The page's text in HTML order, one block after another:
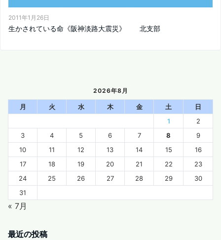
2011年1月26日
生かされている命《阪神淡路大震災》 北支部
2026年8月
月 火 水 木 金 土
日
1
2
3
4 5 6 7 8
9
10
11 12 13 14 15
16
17
18 19 20 21 22
23
24
25 26 27 28 29
30
31
« 7月
最近の投稿